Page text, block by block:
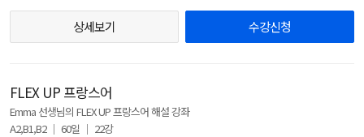
상세보기 수강신청
FLEX UP 프랑스어
Emma 선생님의 FLEX UP 프랑스어 해설 강좌
A2,B1,B2 │ 60일 │ 22강